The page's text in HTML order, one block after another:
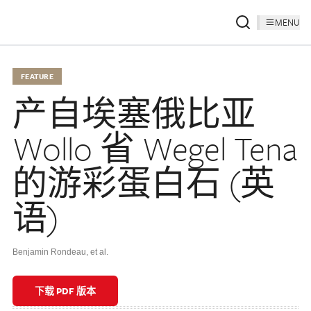
MENU
FEATURE
产自埃塞俄比亚
Wollo 省 Wegel Tena
的游彩蛋白石 (英
语)
Benjamin Rondeau, et al.
下载 PDF 版本